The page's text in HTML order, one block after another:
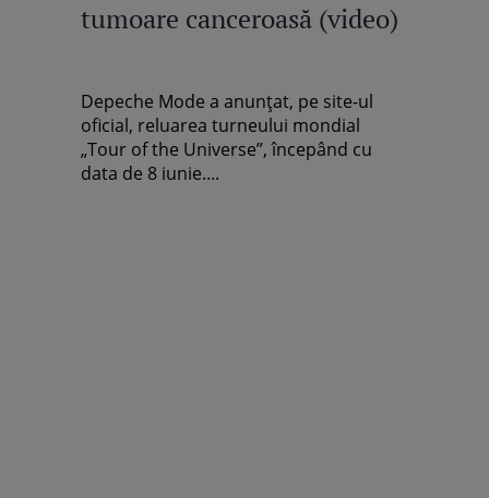
tumoare canceroasă (video)
Depeche Mode a anunţat, pe site-ul
oficial, reluarea turneului mondial
„Tour of the Universe”, începând cu
data de 8 iunie....